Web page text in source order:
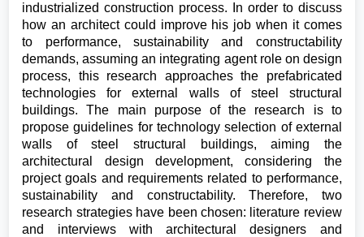
industrialized construction process. In order to discuss
how an architect could improve his job when it comes
to performance, sustainability and constructability
demands, assuming an integrating agent role on design
process, this research approaches the prefabricated
technologies for external walls of steel structural
buildings. The main purpose of the research is to
propose guidelines for technology selection of external
walls of steel structural buildings, aiming the
architectural design development, considering the
project goals and requirements related to performance,
sustainability and constructability. Therefore, two
research strategies have been chosen: literature review
and interviews with architectural designers and